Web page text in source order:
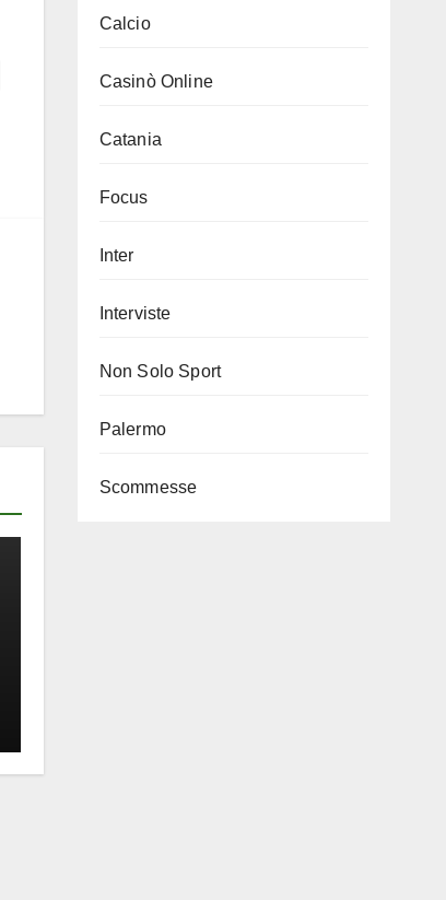
Calcio
Casinò Online
Catania
Focus
Inter
Interviste
Non Solo Sport
Palermo
Scommesse